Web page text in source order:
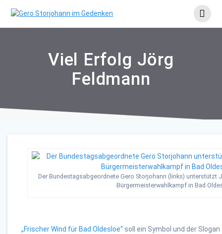
to
Viel Erfolg Jörg
Feldmann
Der Bundestagsabgeordnete Gero Storjohann (links) unterstützt
Bürgermeisterwahlkampf in Bad
„Frischer Wind für Bad Oldesloe“ soll ein Symbol und der